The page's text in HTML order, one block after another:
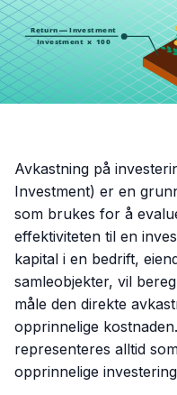
Avkastning på
Investment) er en
som brukes for å
effektiviteten til en
kapital i en bedrift,
samleobjekter, vil
måle den direkte
opprinnelige
representeres alltid
opprinnelige